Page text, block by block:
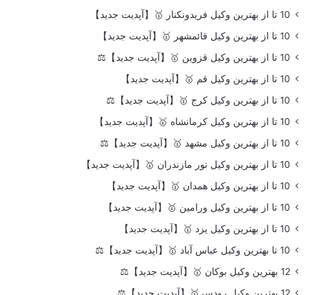
10 تا از بهترین وکیل فریدونکنار 🥇【آپدیت جدید】
10 تا از بهترین وکیل قائمشهر 🥇【آپدیت جدید】
10 تا از بهترین وکیل قزوین 🥇【آپدیت جدید】⚖️
10 تا از بهترین وکیل قم 🥇【آپدیت جدید】
10 تا از بهترین وکیل کرج 🥇【آپدیت جدید】⚖️
10 تا از بهترین وکیل کرمانشاه 🥇【آپدیت جدید】
10 تا از بهترین وکیل مشهد 🥇【آپدیت جدید】⚖️
10 تا از بهترین وکیل نور مازندران 🥇【آپدیت جدید】
10 تا از بهترین وکیل همدان 🥇【آپدیت جدید】
10 تا از بهترین وکیل ورامین 🥇【آپدیت جدید】
10 تا از بهترین وکیل یزد 🥇【آپدیت جدید】
10 تا بهترین وکیل عباس آباد 🥇【آپدیت جدید】⚖️
12 بهترین وکیل بوکان 🥇【آپدیت جدید】⚖️